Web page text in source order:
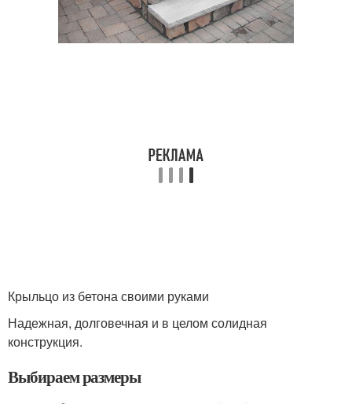
Крыльцо из бетона своими руками
Надежная, долговечная и в целом солидная
конструкция.
Выбираем размеры